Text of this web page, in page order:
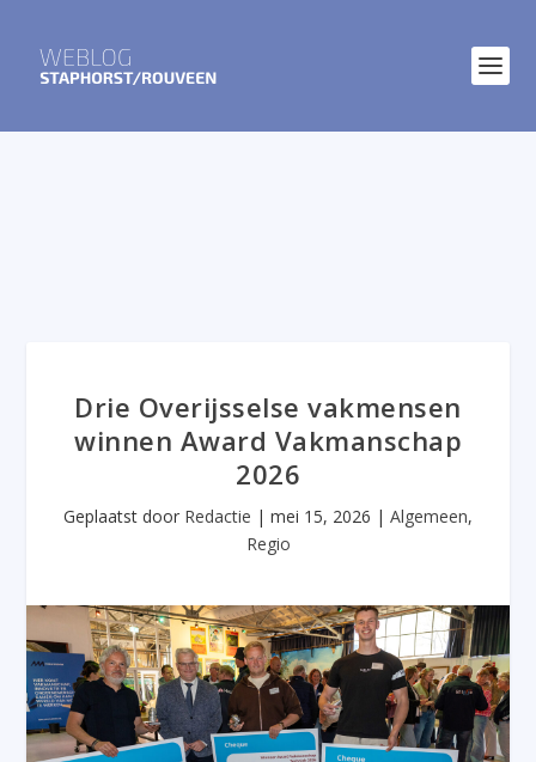
Drie Overijsselse vakmensen
winnen Award Vakmanschap
2026
Geplaatst door Redactie | mei 15, 2026 | Algemeen,
Regio